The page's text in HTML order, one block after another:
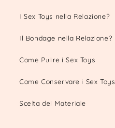
I Sex Toys nella Relazione?
Il Bondage nella Relazione?
Come Pulire i Sex Toys
Come Conservare i Sex Toys
Scelta del Materiale